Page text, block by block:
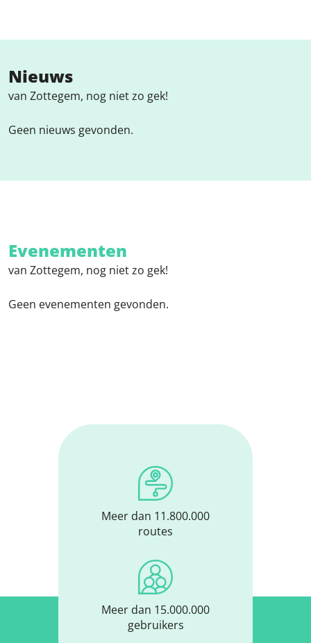
Nieuws
van Zottegem, nog niet zo gek!
Geen nieuws gevonden.
Evenementen
van Zottegem, nog niet zo gek!
Geen evenementen gevonden.
Meer dan 11.800.000
routes
Meer dan 15.000.000
gebruikers